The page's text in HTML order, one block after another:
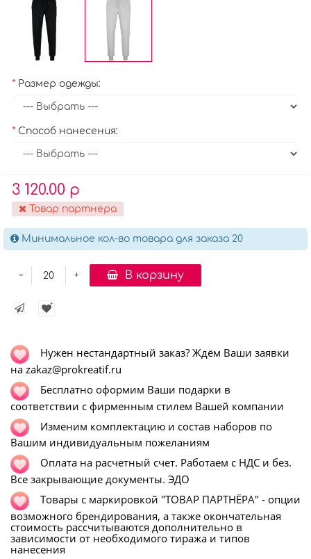
Размер одежды:
Способ нанесения:
3 120.00 р
Товар партнера
Минимальное кол-во товара для заказа 20
+
- В корзину
Нужен нестандартный заказ? Ждём Ваши заявки
на zakaz@prokreatif.ru
Бесплатно оформим Ваши подарки в
соответствии с фирменным стилем Вашей компании
Изменим комплектацию и состав наборов по
Вашим индивидуальным пожеланиям
Оплата на расчетный счет. Работаем с НДС и без.
Все закрывающие документы. ЭДО
Товары с маркировкой "ТОВАР ПАРТНЁРА" - опции
возможного брендирования, а также окончательная
стоимость рассчитываются дополнительно в
зависимости от необходимого тиража и типов
нанесения